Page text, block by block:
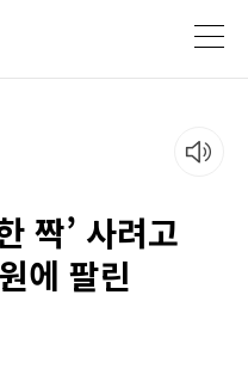
짝’ 사려고
에 팔린